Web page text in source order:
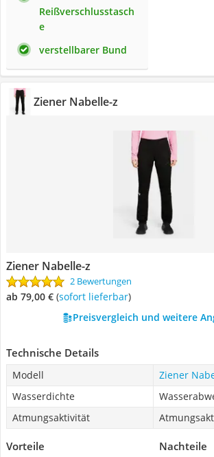
Reißverschlusstasch
e
verstellbarer Bund
Ziener Nabelle-z
Ziener Nabelle-z
2 Bewertungen
ab 79,00 € ( Sofort lieferbar)
Preisvergleich und weitere
Technische Details
Modell
Ziener
Wasserdichte
Atmungsaktivität
Vorteile Nachteile